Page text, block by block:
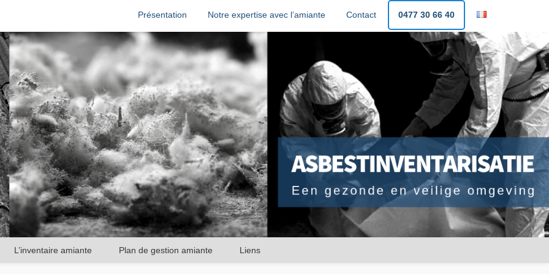
Présentation Notre expertise avec l’amiante Contact 0477 30 66 40
L’inventaire amiante Plan de gestion amiante Liens